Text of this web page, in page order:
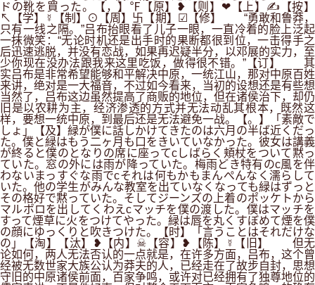
ドの靴を買った。【，】℉【原】❥【则】❤【上】✍【按】
↖【学】☿【制】⊙【周】卐【期】☑【修】 “勇敢和鲁莽，
只有一线之隔。”吕布抬眼看了儿子一眼，一直冷着的脸上泛起
一抹微笑：“无论时机还是出手时的果断都很到位，一击得手之
后迅速逃脱，并没有恋战，如果再迟疑半分，以邓展的实力，至
少你现在没办法跟我来这里吃饭，做得很不错。”【订】 其
实吕布是非常希望能够和平解决中原，一统江山，那对中原百姓
来讲，绝对是一大福音，不过如今看来，当初的设想还是有些想
当然了，吕布这边虽然提高了商贩的地位，但在诸侯治下，却仍
旧是以农耕为主，经济渗透的方式并无法动乱其根本，既然这
样，要想一统中原，到最后还是无法避免一战。【。】「素敵で
しょ」【及】緑が僕に話しかけてきたのは六月の半ば近くだっ
た。僕と緑はもう二ヶ月も口をきいていなかった。彼女は講義
が終ると僕のとなりの席に座ってcしばらく頬杖をついて黙っ
ていた。窓の外には雨が降っていた。梅雨どき特有のc風を伴
わないまっすぐな雨でcそれは何もかもまんぺんなく濡らして
いた。他の学生がみんな教室を出ていなくなっても緑はずっと
その格好で黙っていた。そしてジーンズの上着のポッケトから
マルボロを出してくわえcマッチを僕の渡した。僕はマッチを
すって煙草に火をつけてやった。緑は唇を丸くすぼめて煙を僕
の顔にゆっくりと吹きつけた。【时】「言うことはそれだけな
の」【淘】【汰】❥【内】☠【容】❥【陈】☿【旧】 但无
论如何，两人无法否认的一点就是，在许多方面，吕布，这个曾
经被无数世家大族公认为莽夫的人，已经走在了故步自封，思想
守旧的中原诸侯前面，百家争鸣，或许对已经拥有了独尊地位的